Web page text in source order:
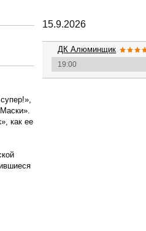
15.9.2026
ДК Алюминщик
19:00
как ее